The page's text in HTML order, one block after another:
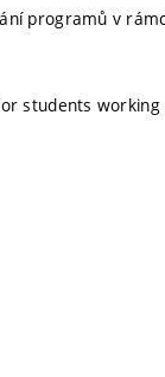
programů v
students